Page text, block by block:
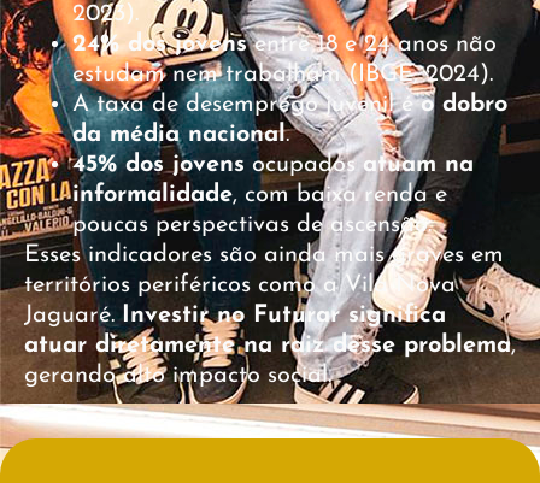
2023).
24% dos jovensentre 18 e 24 anos não
estudam nem trabalham (IBGE, 2024).
A taxa de desemprego juvenil éo dobro
da média nacional.
45% dos jovens ocupados atuam na
informalidade, com baixa renda e
poucas perspectivas de ascensão.
Esses indicadores são ainda mais graves em
territórios periféricos como a Vila Nova
Jaguaré.Investir no Futurar significa
atuar diretamente na raiz desse problema,
gerando alto impacto social.